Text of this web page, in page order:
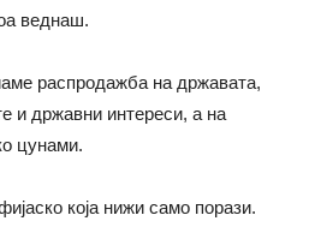
веднаш.
распродажба на државата,
и државни интереси, а на
цунами.
која нижи само порази.